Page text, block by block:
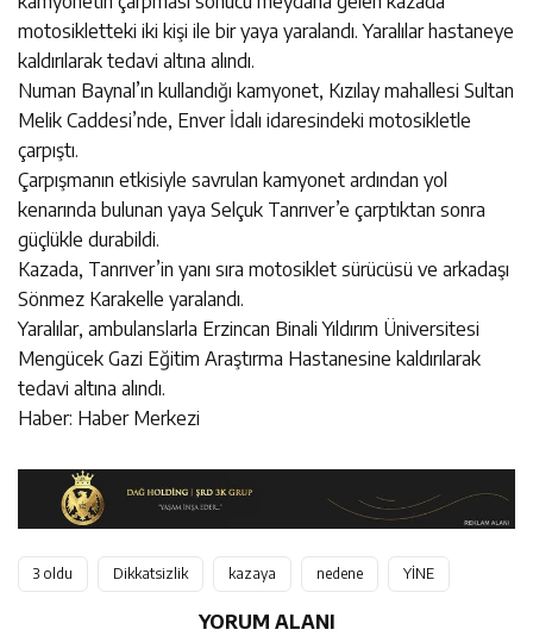
motosikletteki iki kişi ile bir yaya yaralandı. Yaralılar hastaneye
kaldırılarak tedavi altına alındı.
Numan Baynal’ın kullandığı kamyonet, Kızılay mahallesi Sultan
Melik Caddesi’nde, Enver İdalı idaresindeki motosikletle
çarpıştı.
Çarpışmanın etkisiyle savrulan kamyonet ardından yol
kenarında bulunan yaya Selçuk Tanrıver’e çarptıktan sonra
güçlükle durabildi.
Kazada, Tanrıver’in yanı sıra motosiklet sürücüsü ve arkadaşı
Sönmez Karakelle yaralandı.
Yaralılar, ambulanslarla Erzincan Binali Yıldırım Üniversitesi
Mengücek Gazi Eğitim Araştırma Hastanesine kaldırılarak
tedavi altına alındı.
Haber: Haber Merkezi
3 oldu Dikkatsizlik kazaya nedene YİNE
YORUM ALANI